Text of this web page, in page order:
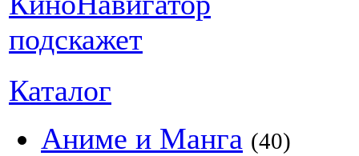
Каталог
Аниме и Манга (40)